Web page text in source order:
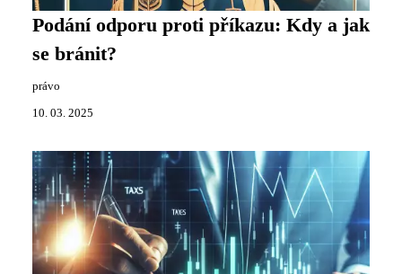
Podání odporu proti příkazu: Kdy a jak
se bránit?
právo
10. 03. 2025